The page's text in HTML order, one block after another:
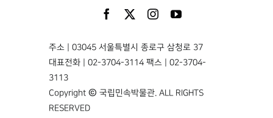
주소 | 03045 서울특별시 종로구 삼청로 37
대표전화 | 02-3704-3114 팩스 | 02-3704-
3113
Copyright © 국립민속박물관. ALL RIGHTS
RESERVED